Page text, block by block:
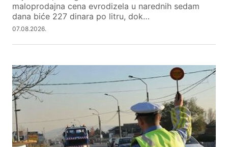
maloprodajna cena evrodizela u narednih sedam
dana biće 227 dinara po litru, dok…
07.08.2026.